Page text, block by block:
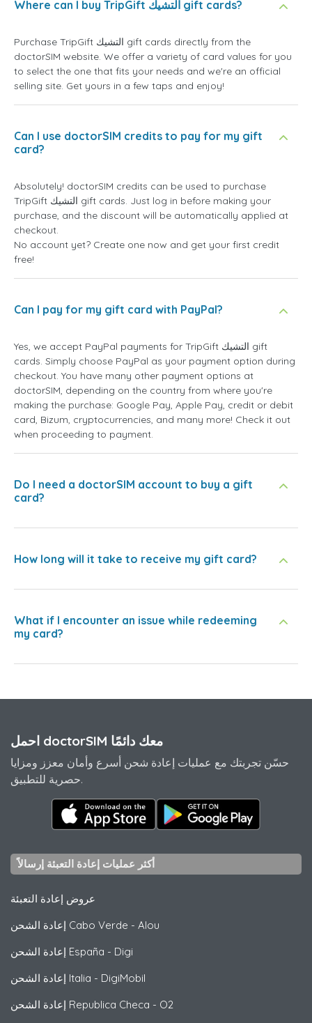
Where can I buy TripGift التشيك gift cards?
Purchase TripGift التشيك gift cards directly from the
doctorSIM website. We offer a variety of card values for you
to select the one that fits your needs and we're an official
selling site. Get yours in a few taps and enjoy!
Can I use doctorSIM credits to pay for my gift
card?
Absolutely! doctorSIM credits can be used to purchase
TripGift التشيك gift cards. Just log in before making your
purchase, and the discount will be automatically applied at
checkout.
No account yet? Create one now and get your first credit
free!
Can I pay for my gift card with PayPal?
Yes, we accept PayPal payments for TripGift التشيك gift
cards. Simply choose PayPal as your payment option during
checkout. You have many other payment options at
doctorSIM, depending on the country from where you're
making the purchase: Google Pay, Apple Pay, credit or debit
card, Bizum, cryptocurrencies, and many more! Check it out
when proceeding to payment.
Do I need a doctorSIM account to buy a gift
card?
How long will it take to receive my gift card?
What if I encounter an issue while redeeming
my card?
احمل doctorSIM معك دائمًا
حسّن تجربتك مع عمليات إعادة شحن أسرع وأمان معزز ومزايا
حصرية للتطبيق.
أكثر عمليات إعادة التعبئة إرسالاً
عروض إعادة التعبئة
إعادة الشحن Cabo Verde - Alou
إعادة الشحن España - Digi
إعادة الشحن Italia - DigiMobil
إعادة الشحن Republica Checa - O2